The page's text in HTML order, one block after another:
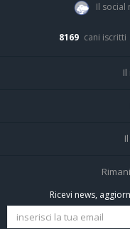
Il social
8169 cani iscritti
Ricevi news,